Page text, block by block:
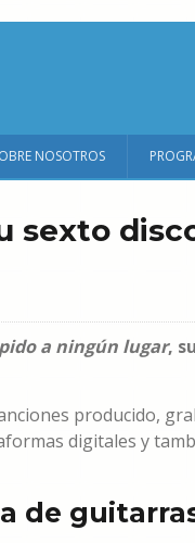
NOSOTROS
sexto
a ningún lugar,
producido,
digitales y
de